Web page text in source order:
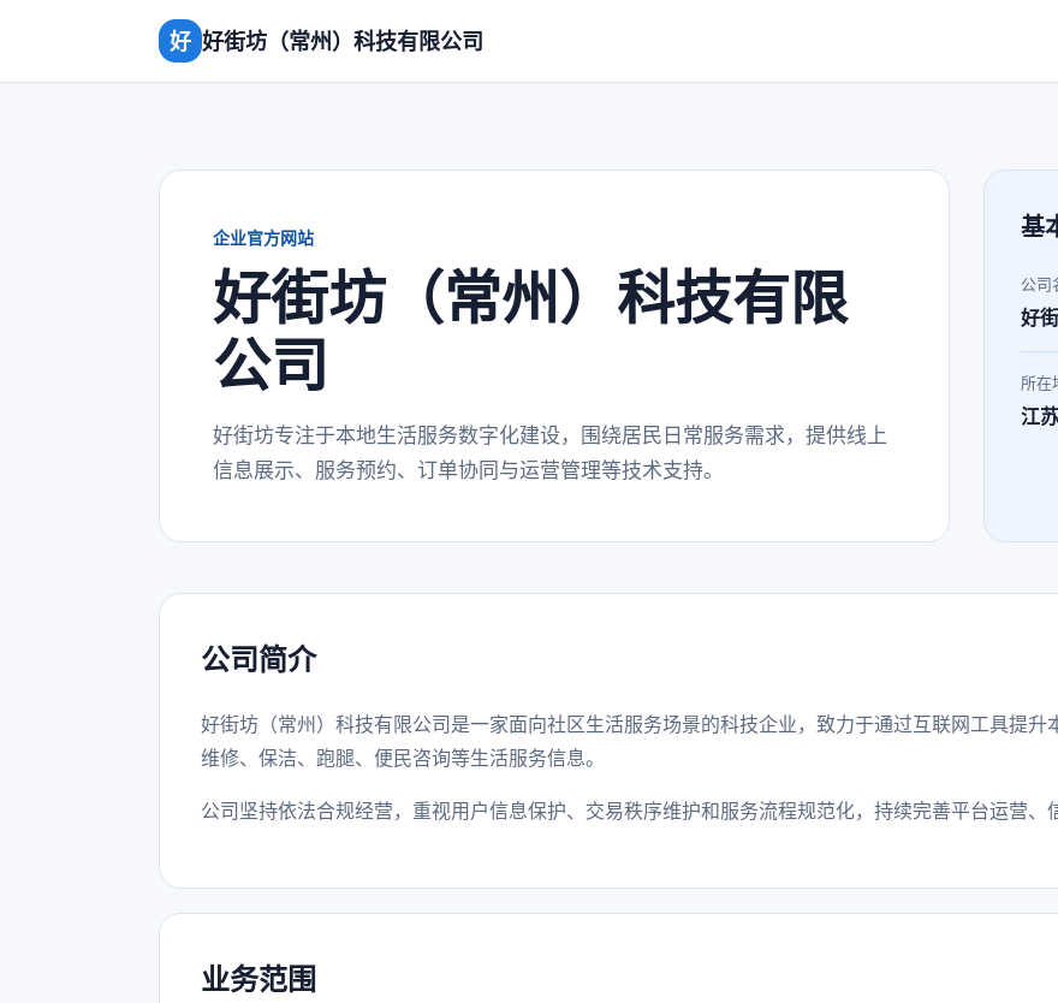
好 好街坊（常州）科技有限公司
企业官方网站
好街坊（常州）科技有限
公司
好街坊专注于本地生活服务数字化建设，围绕居民日常服务需求，提供线上
信息展示、服务预约、订单协同与运营管理等技术支持。
基
公司
好
所在
江
公司简介
好街坊（常州）科技有限公司是一家面向社区生活服务场景的科技企业，致力于通过互联网工具提
维修、保洁、跑腿、便民咨询等生活服务信息。
公司坚持依法合规经营，重视用户信息保护、交易秩序维护和服务流程规范化，持续完善平台运营、
业务范围